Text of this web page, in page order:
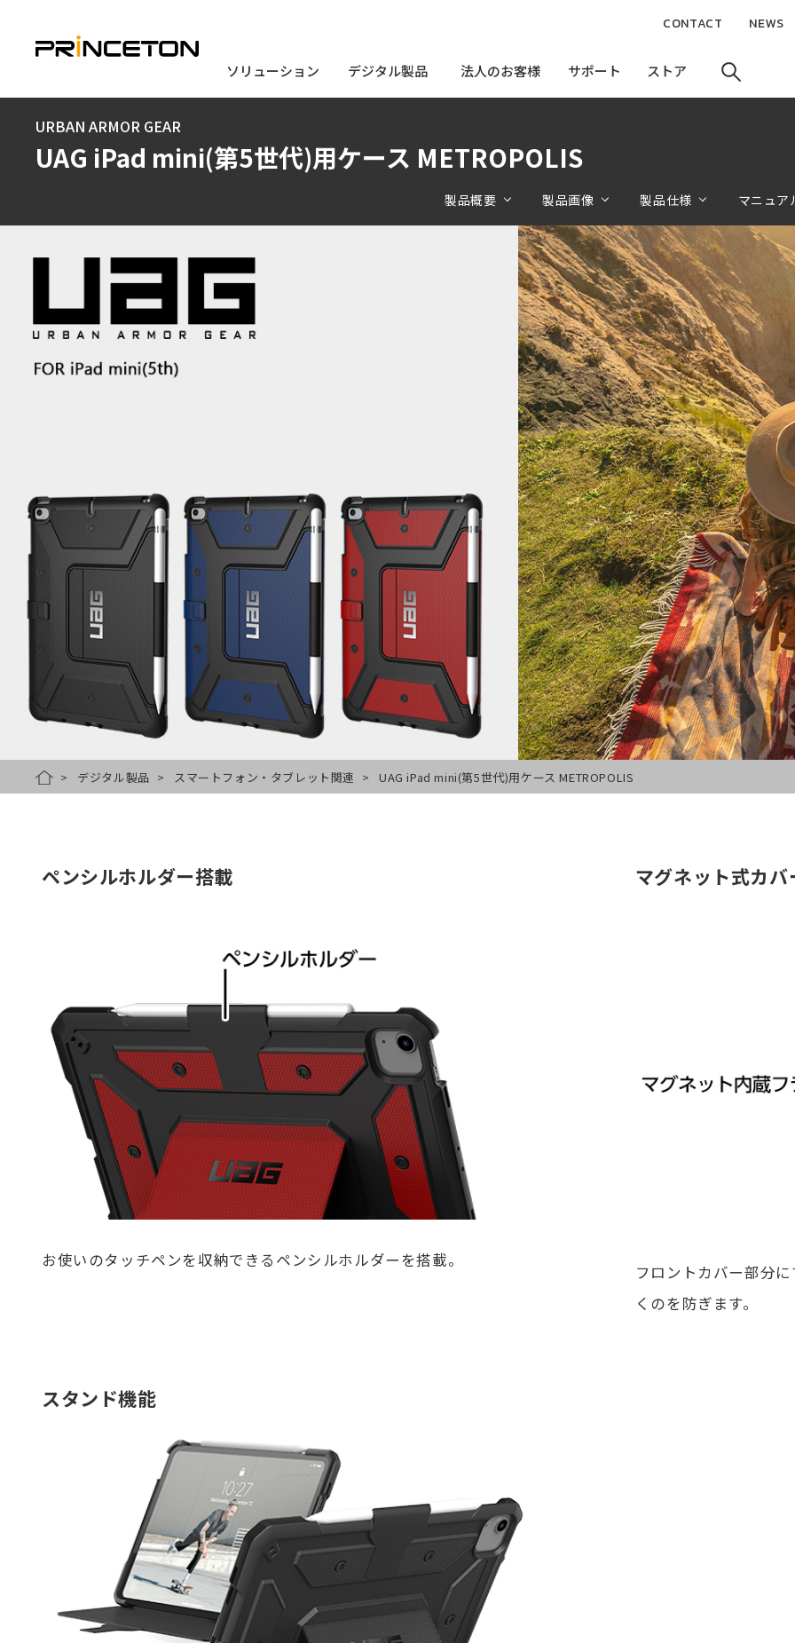
ン
ソリューション
ソリューション デジタル製品
デジタル製品 法人のお客様
法人のお客様 サポート
サポート ストア
ストア
CONTACT NEWS
URBAN ARMOR GEAR
UAG iPad mini(第5世代)用ケース METROPOLIS
製品概要 製品画像 製品仕様 マニュア
HOMEデジタル製品 スマートフォン・タブレット関連 UAG iPad mini(第5世代)用ケース METROPOLIS
ペンシルホルダー搭載
お使いのタッチペンを収納できるペンシルホルダーを搭載。
マグネット式カバ
フロントカバー部分
くのを防ぎます。
スタンド機能